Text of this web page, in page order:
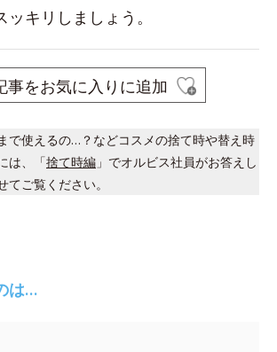
キリしましょう。
事をお気に入りに追加
で使えるの…？などコスメの捨て時や替え時
は、「捨て時編 」でオルビス社員がお答えし
てご覧ください。
は…